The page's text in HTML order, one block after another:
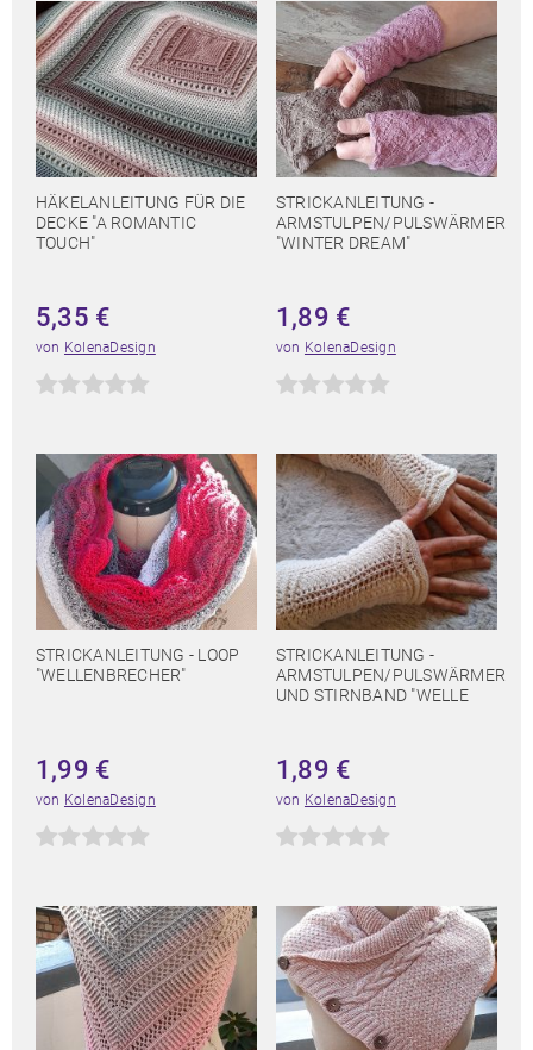
HÄKELANLEITUNG FÜR DIE
DECKE "A ROMANTIC
TOUCH"
5,35 €
von KolenaDesign
STRICKANLEITUNG -
ARMSTULPEN/PULSWÄRMER
"WINTER DREAM"
1,89 €
von KolenaDesign
STRICKANLEITUNG - LOOP
"WELLENBRECHER"
1,99 €
von KolenaDesign
STRICKANLEITUNG -
ARMSTULPEN/PULSWÄRMER
UND STIRNBAND "WELLE
1,89 €
von KolenaDesign